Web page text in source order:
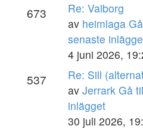
673
Re: Valborg
av heimlaga
senaste
4 juni 2026,
537
Re: Sill
av Jerrark Gå
inlägget
30 juli 2026,